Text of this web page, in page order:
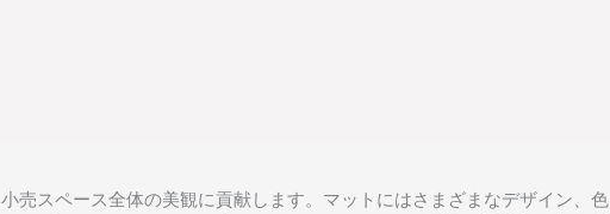
小売スペース全体の美観に貢献します。マットにはさまざまなデザイン、